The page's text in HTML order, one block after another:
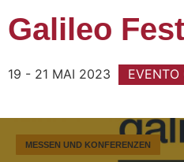
Galileo
19 - 21 MAI 2023
MESSEN UND KONFERENZEN